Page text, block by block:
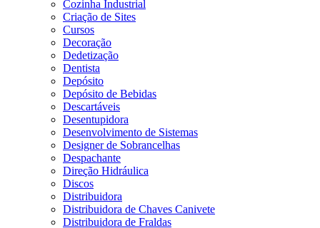
Cozinha Industrial
Criação de Sites
Cursos
Decoração
Dedetização
Dentista
Depósito
Depósito de Bebidas
Descartáveis
Desentupidora
Desenvolvimento de Sistemas
Designer de Sobrancelhas
Despachante
Direção Hidráulica
Discos
Distribuidora
Distribuidora de Chaves Canivete
Distribuidora de Fraldas